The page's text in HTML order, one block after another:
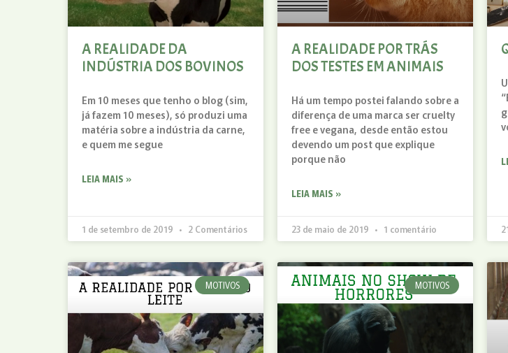
A REALIDADE DA
INDÚSTRIA DOS BOVINOS
Em 10 meses que tenho o blog (sim,
já fazem 10 meses), só produzi uma
matéria sobre a indústria da carne,
e quem me segue
LEIA MAIS »
1 de setembro de 2019 2 Comentários
A REALIDADE POR TRÁS
DOS TESTES EM ANIMAIS
Há um tempo postei falando sobre a
diferença de uma marca ser cruelty
free e vegana, desde então estou
devendo um post que explique
porque não
LEIA MAIS »
23 de maio de 2019 1 comentário
MOTIVOS MOTIVOS